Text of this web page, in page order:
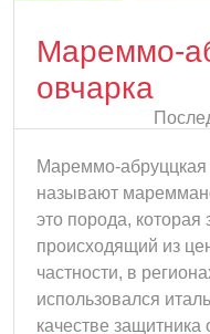
Мареммо-
овчарка
Мареммо-абруццкая
называют
это порода,
происходящий из
частности, в
использовался
качестве защитника